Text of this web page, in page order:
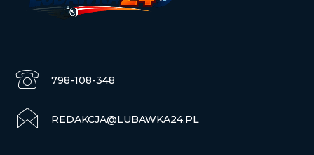
798-108-348
REDAKCJA@LUBAWKA24.PL